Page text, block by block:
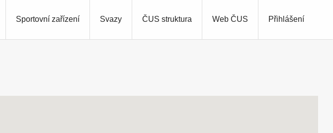
Přihlášení
Sportovní zařízení Svazy ČUS struktura Web ČUS